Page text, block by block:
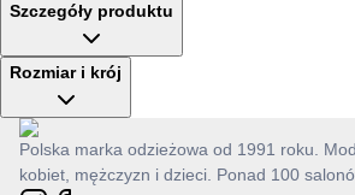
Szczegóły produktu
Rozmiar i krój
Polska marka odzieżowa od 1991 roku.
kobiet, mężczyzn i dzieci. Ponad 100